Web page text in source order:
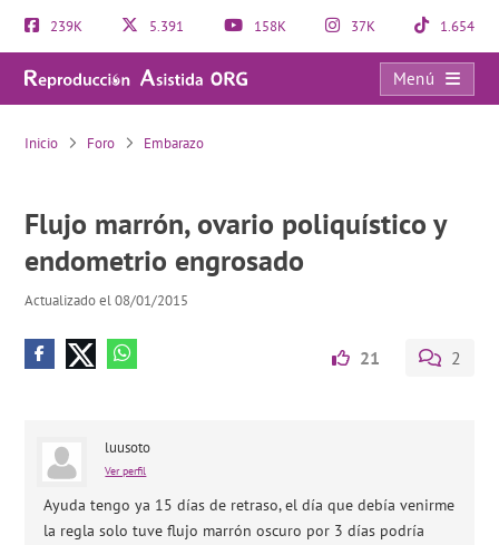
239K 5.391 158K 37K 1.654
Menú
Flujo marrón, ovario poliquístico y endometrio engrosado
Inicio Foro Embarazo
Flujo marrón, ovario poliquístico y
endometrio engrosado
Actualizado el 08/01/2015
21 2
luusoto
Ver perfil
Ayuda tengo ya 15 días de retraso, el día que debía venirme
la regla solo tuve flujo marrón oscuro por 3 días podría